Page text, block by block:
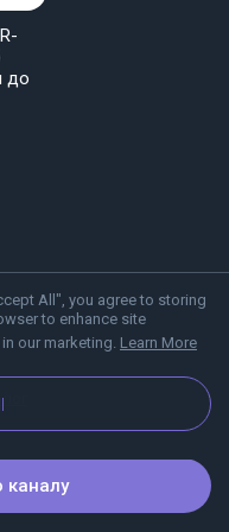
All", you agree to storing
to enhance site
our marketing. Learn More
до
каналу